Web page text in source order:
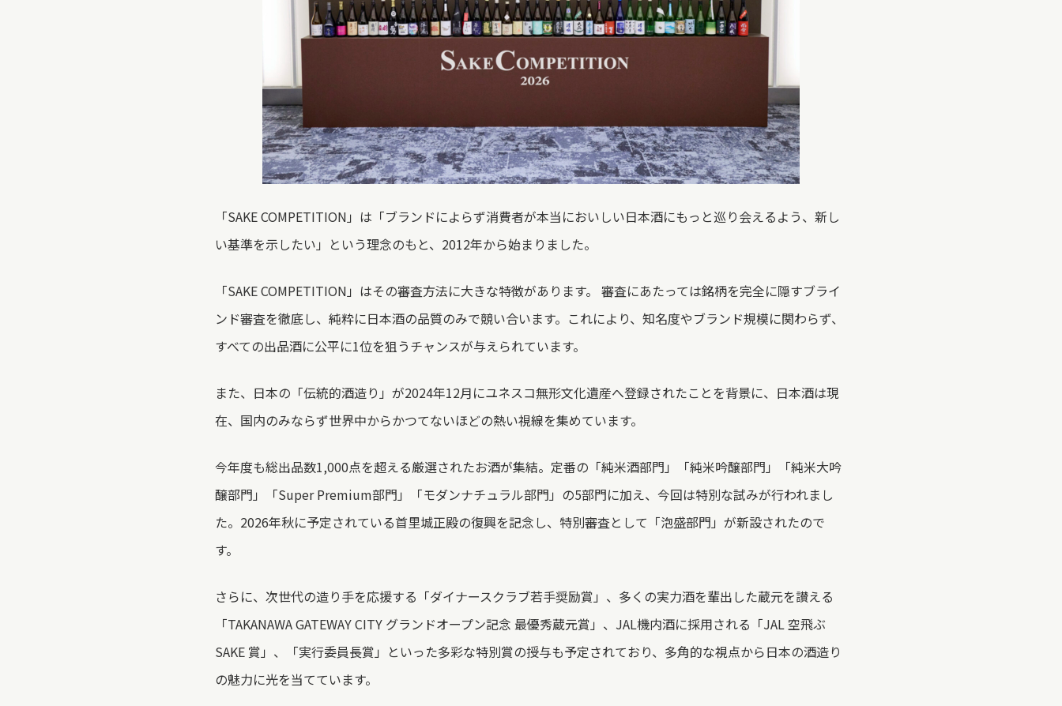
「SAKE COMPETITION」は「ブランドによらず消費者が本当においしい日本酒にもっと巡り会えるよう、新し
い基準を示したい」という理念のもと、2012年から始まりました。
「SAKE COMPETITION」はその審査方法に大きな特徴があります。 審査にあたっては銘柄を完全に隠すブライ
ンド審査を徹底し、純粋に日本酒の品質のみで競い合います。これにより、知名度やブランド規模に関わらず、
すべての出品酒に公平に1位を狙うチャンスが与えられています。
また、日本の「伝統的酒造り」が2024年12月にユネスコ無形文化遺産へ登録されたことを背景に、日本酒は現
在、国内のみならず世界中からかつてないほどの熱い視線を集めています。
今年度も総出品数1,000点を超える厳選されたお酒が集結。定番の「純米酒部門」「純米吟醸部門」「純米大吟
醸部門」「Super Premium部門」「モダンナチュラル部門」の5部門に加え、今回は特別な試みが行われまし
た。 2026年秋に予定されている首里城正殿の復興を記念し、特別審査として「泡盛部門」が新設されたので
す。
さらに、次世代の造り手を応援する「ダイナースクラブ若手奨励賞」、多くの実力酒を輩出した蔵元を讃える
「TAKANAWA GATEWAY CITY グランドオープン記念 最優秀蔵元賞」、JAL機内酒に採用される「JAL 空飛ぶ
SAKE 賞」、「実行委員長賞」といった多彩な特別賞の授与も予定されており、多角的な視点から日本の酒造り
の魅力に光を当てています。